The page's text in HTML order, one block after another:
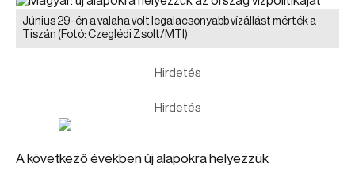
Június 29-én a valaha volt legalacsonyabb vízállást mérték a
Tiszán (Fotó: Czeglédi Zsolt/MTI)
Hirdetés
Hirdetés
A következő években új alapokra helyezzük